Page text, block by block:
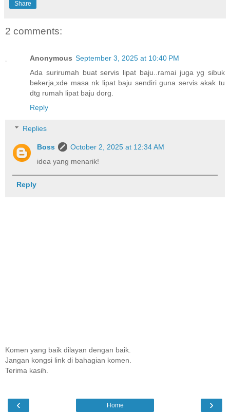
Share
2 comments:
Anonymous September 3, 2025 at 10:40 PM
Ada surirumah buat servis lipat baju..ramai juga yg sibuk
bekerja,xde masa nk lipat baju sendiri guna servis akak tu
dtg rumah lipat baju dorg.
Reply
Replies
Boss
October 2, 2025 at 12:34 AM
idea yang menarik!
Reply
Komen yang baik dilayan dengan baik.
Jangan kongsi link di bahagian komen.
Terima kasih.
‹ ›
Home